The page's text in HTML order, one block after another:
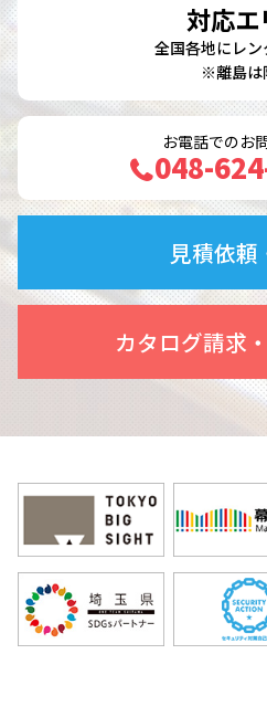
対応エ
全国各地にレ
※離島は
お電話でのお
048-
見積依頼
カタログ請求